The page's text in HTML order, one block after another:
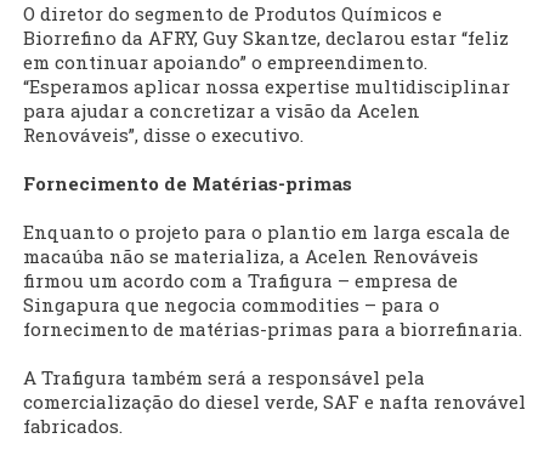
O diretor do segmento de Produtos Químicos e
Biorrefino da AFRY, Guy Skantze, declarou estar “feliz
em continuar apoiando” o empreendimento.
“Esperamos aplicar nossa expertise multidisciplinar
para ajudar a concretizar a visão da Acelen
Renováveis”, disse o executivo.
Fornecimento de Matérias-primas
Enquanto o projeto para o plantio em larga escala de
macaúba não se materializa, a Acelen Renováveis
firmou um acordo com a Trafigura – empresa de
Singapura que negocia commodities – para o
fornecimento de matérias-primas para a biorrefinaria.
A Trafigura também será a responsável pela
comercialização do diesel verde, SAF e nafta renovável
fabricados.